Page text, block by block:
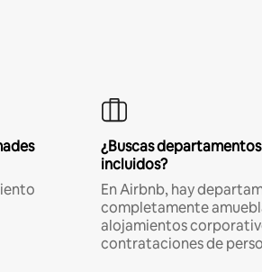
¿Buscas
incluidos?
En Airbnb, hay
completamente
alojamientos
contrataciones de